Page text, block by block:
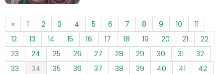
« 1 2 3 4 5 6 7 8 9 10
11
12
13 14 15 16 17 18 19 20 21
22
23
24 25 26 27 28 29 30 31
32
33
34 35 36 37 38 39 40 41
42